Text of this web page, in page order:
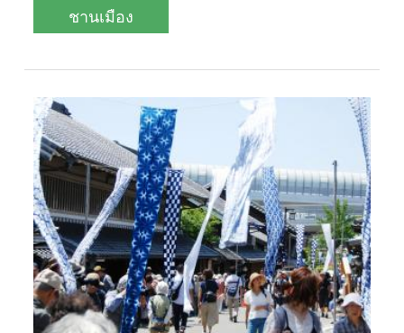
ชานเมือง